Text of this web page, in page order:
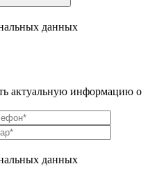
данных
актуальную информацию о
данных